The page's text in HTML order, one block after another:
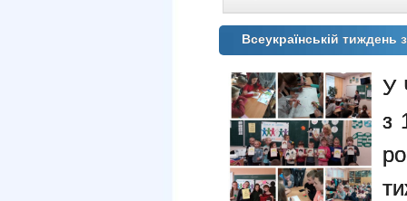
Всеукраїнській тиждень
У
з